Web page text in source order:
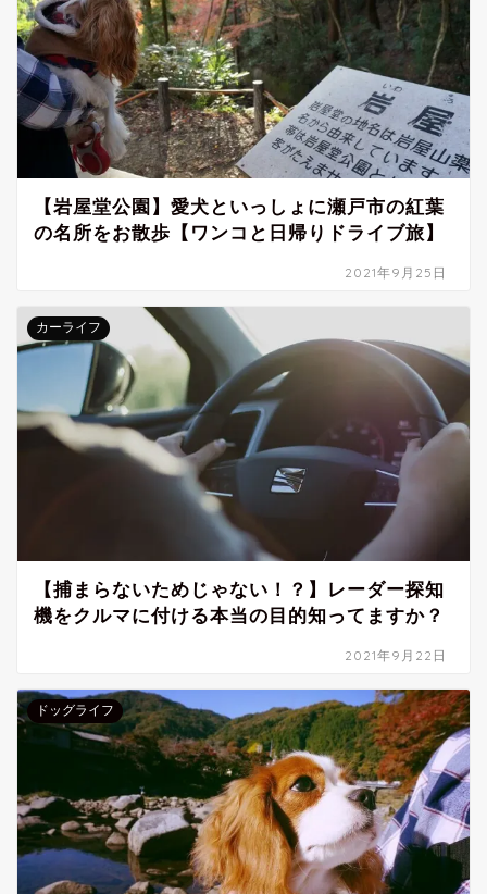
【岩屋堂公園】愛犬といっしょに瀬戸市の紅葉
の名所をお散歩【ワンコと日帰りドライブ旅】
2021年9月25日
カーライフ
【捕まらないためじゃない！？】レーダー探知
機をクルマに付ける本当の目的知ってますか？
2021年9月22日
ドッグライフ